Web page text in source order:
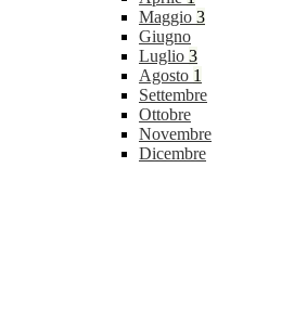
Maggio 3
Giugno
Luglio 3
Agosto 1
Settembre
Ottobre
Novembre
Dicembre